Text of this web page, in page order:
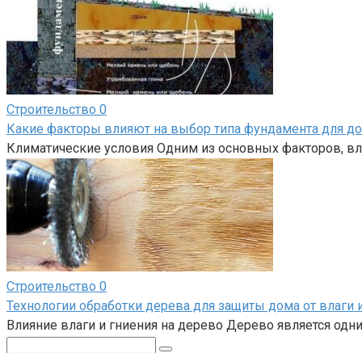
Строительство 0
Какие факторы влияют на выбор типа фундамента для
Климатические условия Одним из основных факторов,
Строительство 0
Технологии обработки дерева для защиты дома от влаги
Влияние влаги и гниения на дерево Дерево является